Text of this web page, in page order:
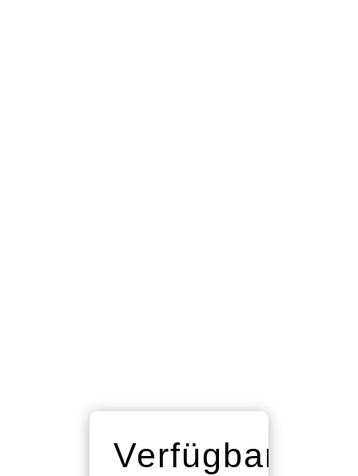
Verfügbarkeit